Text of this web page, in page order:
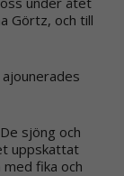
Görtz, och till
sjöng och
uppskattat
fika och